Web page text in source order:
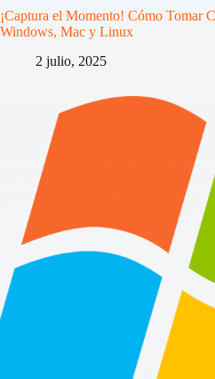
¡Captura el Momento! Cómo Tomar
Windows, Mac y Linux
2 julio, 2025